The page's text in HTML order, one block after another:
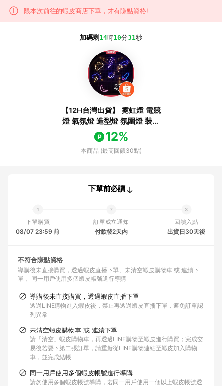
限本次前往的蝦皮商店下單，才有賺點資格!
加碼剩 14時10分31秒
【12H台灣出貨】 霓虹燈 電競
燈 氣氛燈 造型燈 氛圍燈 裝飾
燈 氣氛燈條 霓虹燈條 夜燈 七
彩霓虹燈 電競 房間佈置
12%
本商品 (最高回饋30點)
下單前必讀
下單購買
08/07 23:59 前
訂單成立通知
付款後2天內
回饋入點
出貨日30天後
不符合賺點資格
導購後未直接購買，透過蝦皮直播下單
未清空蝦皮購物車 或 連續下
單
同一用戶使用多個蝦皮帳號進行導購
導購後未直接購買，透過蝦皮直播下單
透過LINE購物進入蝦皮後，禁止再透過蝦皮直播下單，避免訂單認
列異常
未清空蝦皮購物車 或 連續下單
請「清空」蝦皮購物車，再透過LINE購物至蝦皮進行購買；完成交
易後若要下第二張訂單，請重新從LINE購物連結至蝦皮加入購物
車，並完成結帳
同一用戶使用多個蝦皮帳號進行導購
請勿使用多個蝦皮帳號導購，若同一用戶使用一個以上蝦皮帳號透